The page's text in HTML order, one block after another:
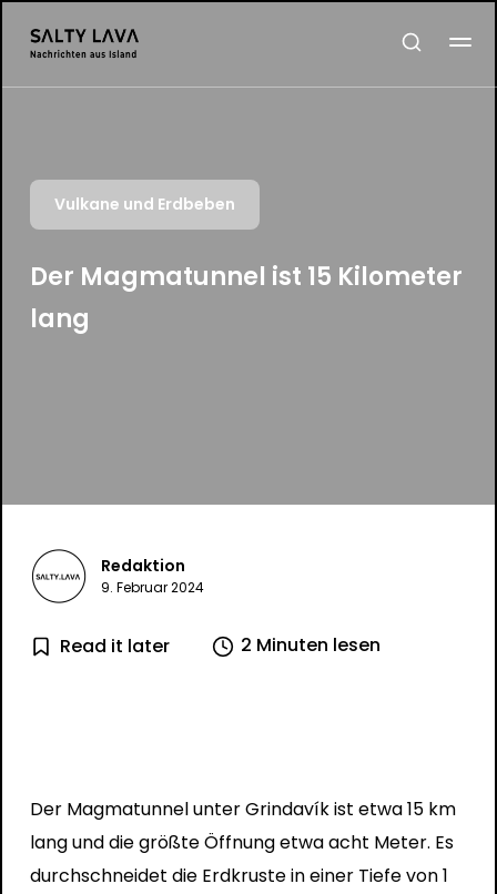
Vulkane und Erdbeben
Der Magmatunnel ist 15 Kilometer
lang
Redaktion
9. Februar 2024
Read it later 2 Minuten lesen
Der Magmatunnel unter Grindavík ist etwa 15 km
lang und die größte Öffnung etwa acht Meter. Es
durchschneidet die Erdkruste in einer Tiefe von 1